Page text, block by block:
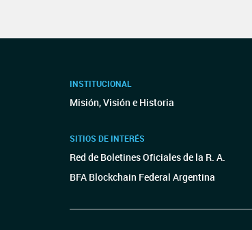
INSTITUCIONAL
Misión, Visión e Historia
SITIOS DE INTERÉS
Red de Boletines Oficiales de la R. A.
BFA Blockchain Federal Argentina